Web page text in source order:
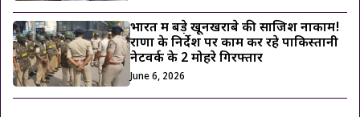
भारत में बड़े खूनखराबे की साजिश नाकाम!
राणा के निर्देश पर काम कर रहे पाकिस्तानी
नेटवर्क के 2 मोहरे गिरफ्तार
June 6, 2026